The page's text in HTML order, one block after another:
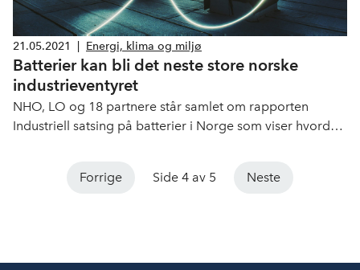
21.05.2021 Energi, klima og miljø
Batterier kan bli det neste store norske
industrieventyret
NHO, LO og 18 partnere står samlet om rapporten
Industriell satsing på batterier i Norge som viser hvordan
Forrige Side 4 av 5 Neste